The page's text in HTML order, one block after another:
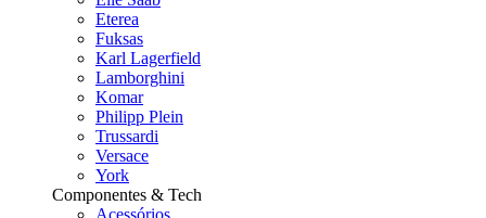
Eterea
Fuksas
Karl Lagerfield
Lamborghini
Komar
Philipp Plein
Trussardi
Versace
York
Componentes & Tech
Acessórios